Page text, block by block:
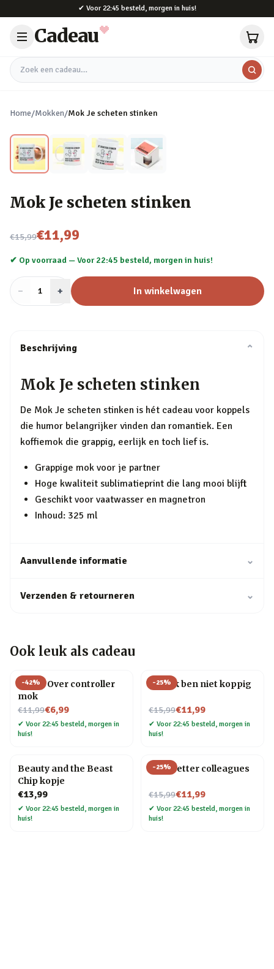
✔ Voor 22:45 besteld, morgen in huis!
Cadeau
Zoek een cadeau
Home/Mokken/Mok Je scheten stinken
Mok Je scheten stinken
€15,99
Nu voor€11,99
✔ Op voorraad —Voor 22:45 besteld, morgen in huis!
− Aantal
1 + In winkelwagen
Beschrijving ⌄
Mok Je scheten stinken
De Mok Je scheten stinken is hét cadeau voor koppels
die humor belangrijker vinden dan romantiek. Een
koffiemok die grappig, eerlijk en toch lief is.
Grappige mok voor je partner
Hoge kwaliteit sublimatieprint die lang mooi blijft
Geschikt voor vaatwasser en magnetron
Inhoud: 325 ml
Aanvullende informatie ⌄
Verzenden & retourneren ⌄
Ook leuk als cadeau
-42%
Game Over controller
mok
€11,99
Nu voor€6,99
✔ Voor 22:45 besteld, morgen in
huis!
-25%
Mok Ik ben niet koppig
€15,99
Nu voor€11,99
✔ Voor 22:45 besteld, morgen in
huis!
Beauty and the Beast
Chip kopje
€13,99
✔ Voor 22:45 besteld, morgen in
huis!
-25%
Mok Better colleagues
€15,99
Nu voor€11,99
✔ Voor 22:45 besteld, morgen in
huis!